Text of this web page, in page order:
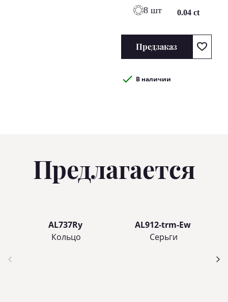
8 шт 0.04 ct
Предзаказ
В наличии
Предлагается
AL737Ry
Кольцo
AL912-trm-Ew
Серьги